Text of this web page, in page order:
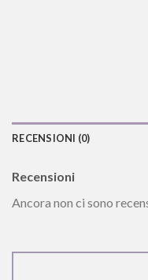
RECENSIONI (0)
Recensioni
Ancora non ci sono